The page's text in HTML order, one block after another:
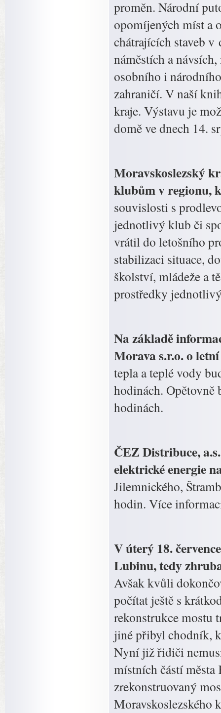
proměn. Národní
opomíjených míst a
chátrajících staveb
náměstích a
osobního i
zahraničí. V naší
kraje. Výstavu je
domě ve dnech 14.
Moravskoslezský
klubům v regionu,
souvislosti s
jednotlivý klub či
vrátil do letošního
stabilizaci situace,
školství, mládeže a
prostředky
Na základě
Morava s.r.o. o
tepla a teplé vody
hodinách. Opětovně
hodinách.
ČEZ Distribuce,
elektrické energie
Jilemnického,
hodin. Více
V úterý 18.
Lubinu, tedy
Avšak kvůli
počítat ještě s
rekonstrukce mostu
jiné přibyl chodník,
Nyní již řidiči
místních částí
zrekonstruovaný
Moravskoslezského